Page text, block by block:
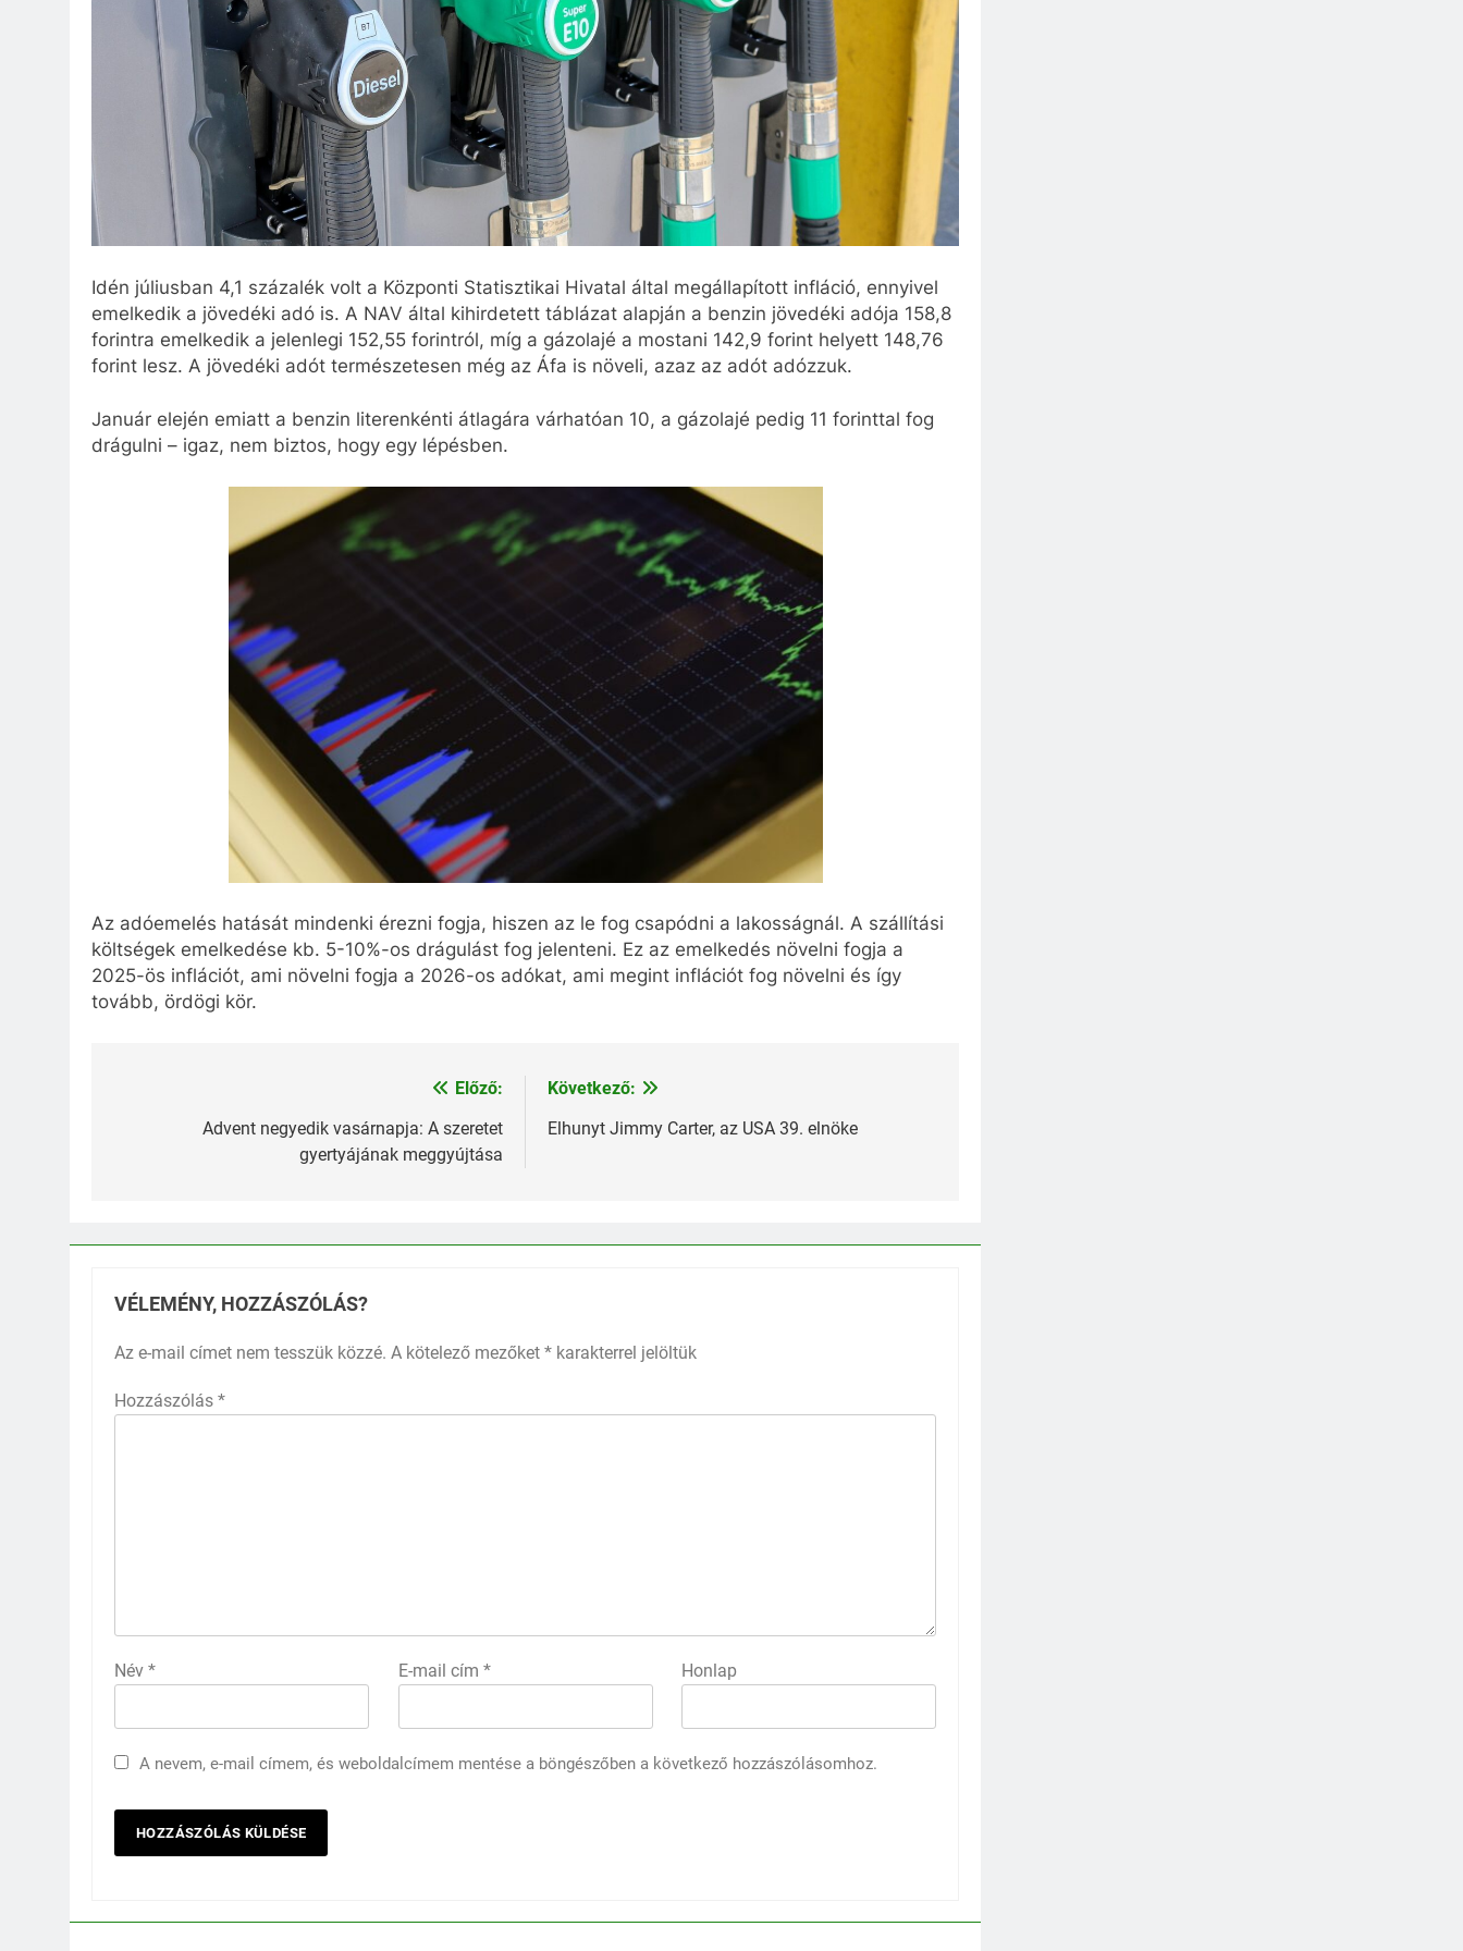
Idén júliusban 4,1 százalék volt a Központi Statisztikai Hivatal által megállapított infláció, ennyivel
emelkedik a jövedéki adó is. A NAV által kihirdetett táblázat alapján a benzin jövedéki adója 158,8
forintra emelkedik a jelenlegi 152,55 forintról, míg a gázolajé a mostani 142,9 forint helyett 148,76
forint lesz. A jövedéki adót természetesen még az Áfa is növeli, azaz az adót adózzuk.
Január elején emiatt a benzin literenkénti átlagára várhatóan 10, a gázolajé pedig 11 forinttal fog
drágulni – igaz, nem biztos, hogy egy lépésben.
Az adóemelés hatását mindenki érezni fogja, hiszen az le fog csapódni a lakosságnál. A szállítási
költségek emelkedése kb. 5-10%-os drágulást fog jelenteni. Ez az emelkedés növelni fogja a
2025-ös inflációt, ami növelni fogja a 2026-os adókat, ami megint inflációt fog növelni és így
tovább, ördögi kör.
navigáció
Előző:
Advent negyedik vasárnapja: A szeretet
gyertyájának meggyújtása
Következő:
Elhunyt Jimmy Carter, az USA 39. elnöke
VÉLEMÉNY, HOZZÁSZÓLÁS?
Az e-mail címet nem tesszük közzé. A kötelező mezőket * karakterrel jelöltük
Hozzászólás *
Név * E-mail cím * Honlap
A nevem, e-mail címem, és weboldalcímem mentése a böngészőben a következő hozzászólásomhoz.